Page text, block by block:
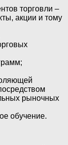
торговли –
акции и тому
рыночных
обучение.